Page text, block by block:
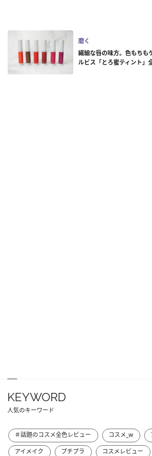
磨く
繊細な唇の味方。色もち
ルビス「とろ蜜ティント」
KEYWORD
人気のキーワード
＃話題のコスメ全色レビュー コスメ_w
アイメイク
プチプラ コスメレビュー